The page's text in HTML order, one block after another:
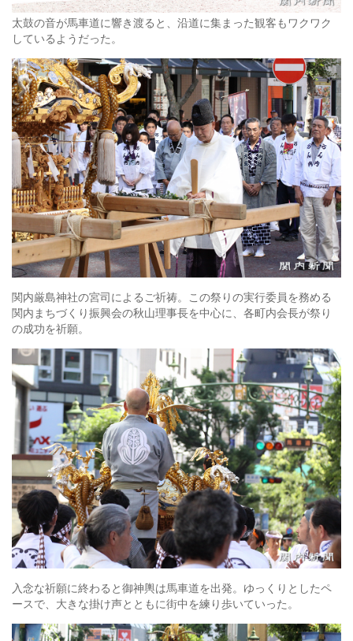
太鼓の音が馬車道に響き渡ると、沿道に集まった観客もワクワク
しているようだった。
関内厳島神社の宮司によるご祈祷。この祭りの実行委員を務める
関内まちづくり振興会の秋山理事長を中心に、各町内会長が祭り
の成功を祈願。
入念な祈願に終わると御神輿は馬車道を出発。ゆっくりとしたペ
ースで、大きな掛け声とともに街中を練り歩いていった。